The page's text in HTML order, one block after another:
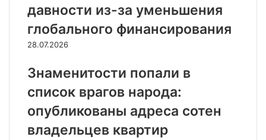
давности из-за уменьшения
глобального финансирования
28.07.2026
Знаменитости попали в
список врагов народа:
опубликованы адреса сотен
владельцев квартир